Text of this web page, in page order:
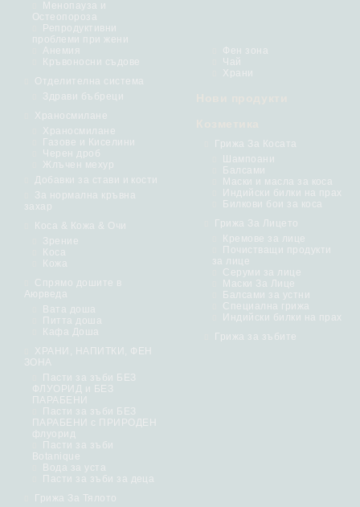
Менопауза и
Остеопороза
Репродуктивни
проблеми при жени
Анемия
Кръвоносни съдове
Отделителна система
Здрави бъбреци
Храносмилане
Храносмилане
Газове и Киселини
Черен дроб
Жлъчен мехур
Добавки за стави и кости
За нормална кръвна
захар
Коса & Кожа & Очи
Зрение
Коса
Кожа
Спрямо дошите в
Аюрведа
Вата доша
Питта доша
Кафа Доша
ХРАНИ, НАПИТКИ, ФЕН
ЗОНА
Фен зона
Чай
Храни
Грижа За Косата
Шампоани
Балсами
Маски и масла за коса
Индийски билки на прах
Билкови бои за коса
Грижа За Лицето
Кремове за лице
Почистващи продукти
за лице
Серуми за лице
Маски За Лице
Балсами за устни
Специална грижа
Индийски билки на прах
Грижа за зъбите
Пасти за зъби БЕЗ
ФЛУОРИД и БЕЗ
ПАРАБЕНИ
Пасти за зъби БЕЗ
ПАРАБЕНИ с ПРИРОДЕН
флуорид
Пасти за зъби
Botanique
Вода за уста
Пасти за зъби за деца
Грижа За Тялото